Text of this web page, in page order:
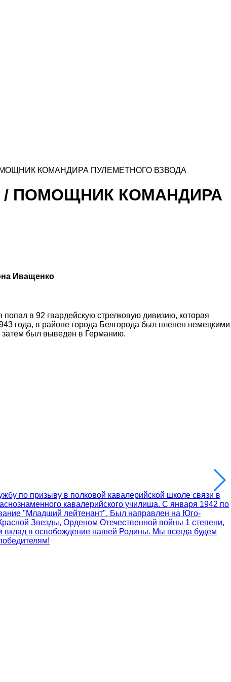
КОМАНДИРА ПУЛЕМЕТНОГО ВЗВОДА
/ ПОМОЩНИК КОМАНДИРА
Иващенко
в 92 гвардейскую стрелковую дивизию, которая
года, в районе города Белгорода был пленен немецкими
затем был выведен в Германию.
по призыву в полковой кавалерийской школе связи в
кавалерийского училища. С января 1942 по
"Младший лейтенант". Был направлен на Юго-
Звезды, Орденом Отечественной войны 1 степени,
вклад в освобождение нашей Родины. Мы всегда будем